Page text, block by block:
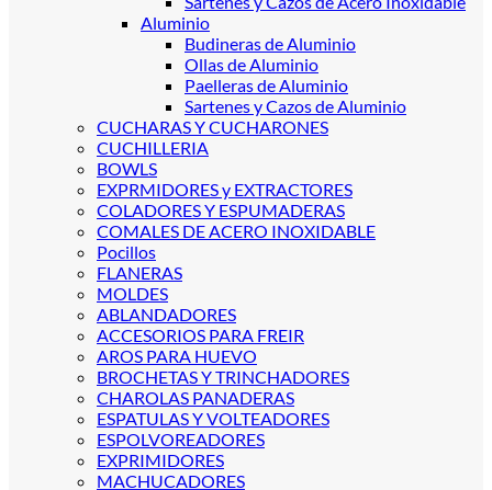
Aluminio
Budineras de Aluminio
Ollas de Aluminio
Paelleras de Aluminio
Sartenes y Cazos de Aluminio
CUCHARAS Y CUCHARONES
CUCHILLERIA
BOWLS
EXPRMIDORES y EXTRACTORES
COLADORES Y ESPUMADERAS
COMALES DE ACERO INOXIDABLE
Pocillos
FLANERAS
MOLDES
ABLANDADORES
ACCESORIOS PARA FREIR
AROS PARA HUEVO
BROCHETAS Y TRINCHADORES
CHAROLAS PANADERAS
ESPATULAS Y VOLTEADORES
ESPOLVOREADORES
EXPRIMIDORES
MACHUCADORES